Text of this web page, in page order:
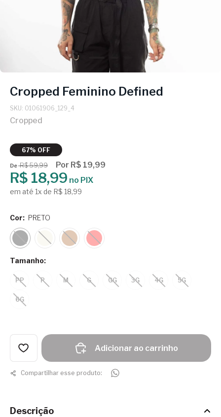
Cropped Feminino Defined
SKU: 01061906_129_4
Cropped
67% OFF
DeR$ 59,99 Por R$ 19,99
R$ 18,99 no PIX
em até 1x de R$ 18,99
Tamanho:
PP P M G GG 3G 4G 5G
6G
Cor: PRETO
Adicionar ao carrinho
Compartilhar esse produto:
Descrição